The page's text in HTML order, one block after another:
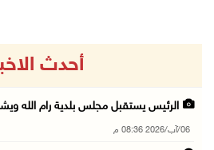
أحدث
الرئيس يستقبل مجلس بلدية رام الله
06/آب/2026 08:36 م